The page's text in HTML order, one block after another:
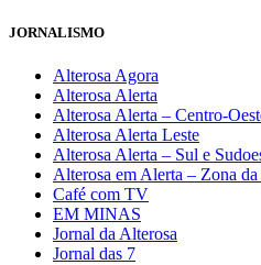
JORNALISMO
Alterosa Agora
Alterosa Alerta
Alterosa Alerta – Centro-
Alterosa Alerta Leste
Alterosa Alerta – Sul e
Alterosa em Alerta – Zona da
Café com TV
EM MINAS
Jornal da Alterosa
Jornal das 7